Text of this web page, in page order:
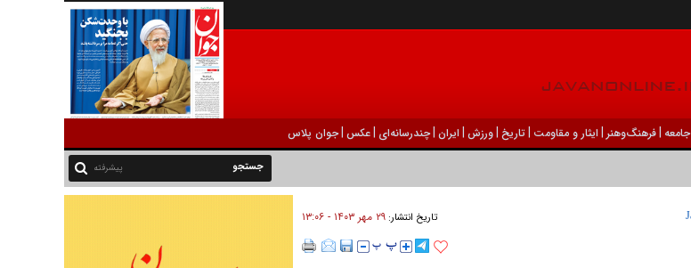
جامعه |فرهنگ‌و‌هنر | ایثار و مقاومت |تاریخ |ورزش | ايران |چندرسانه‌ای |عکس |جوان پلاس
پیشرفته
تاریخ انتشار:۲۹ مهر ۱۴۰۳ - ۱۳:۰۶